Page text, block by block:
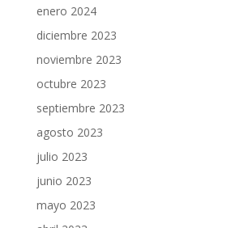
enero 2024
diciembre 2023
noviembre 2023
octubre 2023
septiembre 2023
agosto 2023
julio 2023
junio 2023
mayo 2023